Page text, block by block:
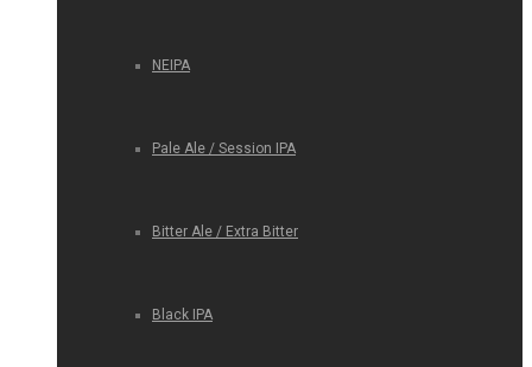
NEIPA
Pale Ale / Session IPA
Bitter Ale / Extra Bitter
Black IPA